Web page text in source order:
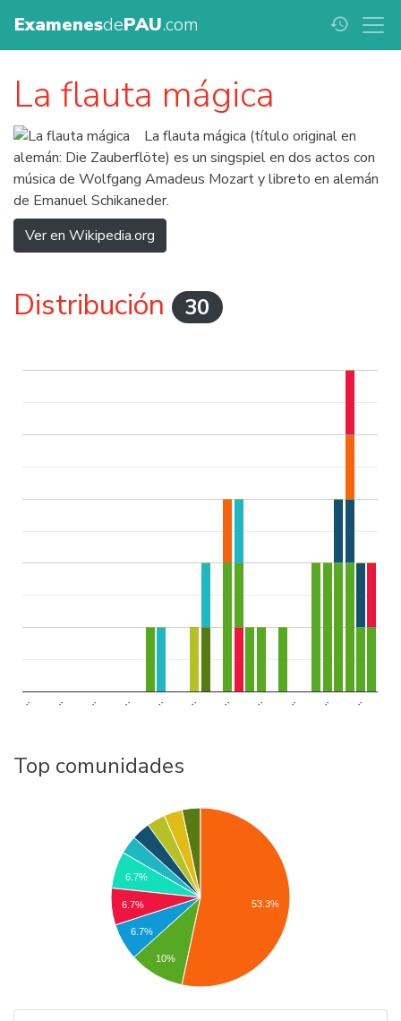
ExamenesdePAU.com history
La flauta mágica
La flauta mágica (título original en
alemán: Die Zauberflöte) es un singspiel en dos actos con
música de Wolfgang Amadeus Mozart y libreto en alemán
de Emanuel Schikaneder.
Ver en Wikipedia.org
Distribución 30
.. .. .. .. .. .. .. .. .. .. ..
Top comunidades
6.7%
6.7%
6.7%
10%
53.3%